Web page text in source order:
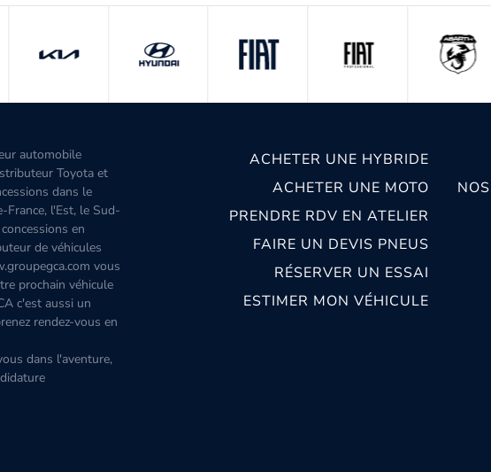
automobile
Toyota et
dans le
France, l'Est, le Sud-
en
de véhicules
vous
prochain véhicule
c'est aussi un
rendez-vous en
dans l'aventure,
ACHETER UNE HYBRIDE
ACHETER UNE MOTO
PRENDRE RDV EN ATELIER
FAIRE UN DEVIS PNEUS
RÉSERVER UN ESSAI
ESTIMER MON VÉHICULE